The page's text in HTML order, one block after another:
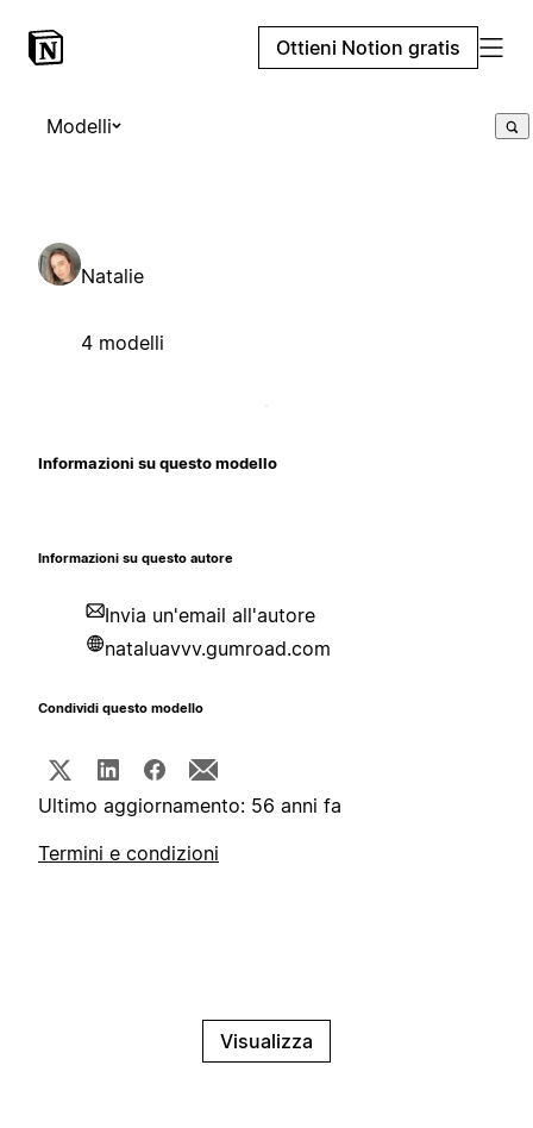
Ottieni Notion gratis
Modelli
Natalie
4 modelli
Informazioni su questo modello
Informazioni su questo autore
Invia un'email all'autore
nataluavvv.gumroad.com
Condividi questo modello
Ultimo aggiornamento: 56 anni fa
Termini e condizioni
Visualizza